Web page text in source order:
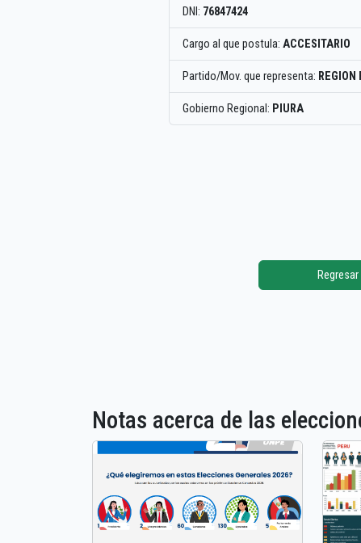
DNI: 76847424
Cargo al que postula: ACCESITARIO
Partido/Mov. que representa: REGION
Gobierno Regional: PIURA
Regresar
Notas acerca de las